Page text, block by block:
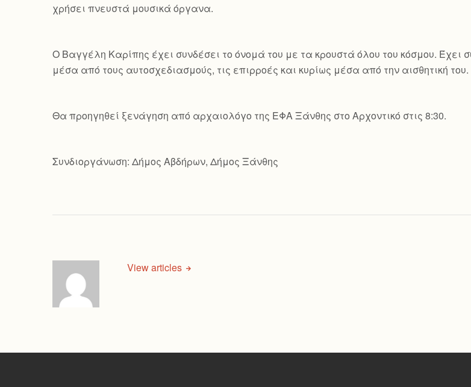
χρήσει πνευστά μουσικά όργανα.
Ο Βαγγέλη Καρίπης έχει συνδέσει το όνομά του με τα κρουστά όλου του κόσμου. Έχει
μέσα από τους αυτοσχεδιασμούς, τις επιρροές και κυρίως μέσα από την αισθητική του.
Θα προηγηθεί ξενάγηση από αρχαιολόγο της ΕΦΑ Ξάνθης στο Αρχοντικό στις 8:30.
Συνδιοργάνωση: Δήμος Αβδήρων, Δήμος Ξάνθης
View articles